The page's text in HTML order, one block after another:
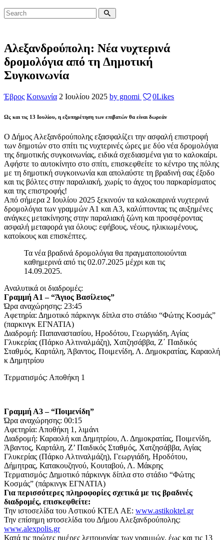
Αλεξανδρούπολη: Νέα νυχτερινά
δρομολόγια από τη Δημοτική
Συγκοινωνία
Έβρος Κοινωνία 2 Ιουλίου 2025 by gnomi 0Likes
Ως και τις 13 Ιουλίου, η εξυπηρέτηση των επιβατών θα είναι δωρεάν
Ο Δήμος Αλεξανδρούπολης εξασφαλίζει την ασφαλή επιστροφή
των δημοτών στο σπίτι τις νυχτερινές ώρες με δύο νέα δρομολόγια
της δημοτικής συγκοινωνίας, ειδικά σχεδιασμένα για το καλοκαίρι.
Αφήστε το αυτοκίνητο στο σπίτι, επισκεφθείτε το κέντρο της πόλης
με τη δημοτική συγκοινωνία και απολαύστε τη βραδινή σας έξοδο
και τις βόλτες στην παραλιακή, χωρίς το άγχος του παρκαρίσματος
και της επιστροφής!
Από σήμερα 2 Ιουλίου 2025 ξεκινούν τα καλοκαιρινά νυχτερινά
δρομολόγια των γραμμών Α1 και Α3, καλύπτοντας τις αυξημένες
ανάγκες μετακίνησης στην παραλιακή ζώνη και προσφέροντας
ασφαλή μεταφορά για όλους: εφήβους, νέους, ηλικιωμένους,
κατοίκους και επισκέπτες.
Τα νέα βραδινά δρομολόγια θα πραγματοποιούνται
καθημερινά από τις 02.07.2025 μέχρι και τις
14.09.2025.
Αναλυτικά οι διαδρομές:
Γραμμή Α1 – “Άγιος Βασίλειος”
Ώρα αναχώρησης: 23:45
Αφετηρία: Δημοτικό πάρκινγκ δίπλα στο στάδιο “Φώτης Κοσμάς”
(παρκινγκ ΕΓΝΑΤΙΑ)
Διαδρομή: Παπαναστασίου, Ηροδότου, Γεωργιάδη, Αγίας
Γλυκερίας (Πάρκο Αλτιναλμάζη), Χατζησάββα, Ζ΄ Παιδικός
Σταθμός, Καρτάλη, Άβαντος, Ποιμενίδη, Λ. Δημοκρατίας, Καραολή
κ Δημητρίου
Τερματισμός: Αποθήκη 1
Γραμμή Α3 – “Ποιμενίδη”
Ώρα αναχώρησης: 00:15
Αφετηρία: Αποθήκη 1, λιμάνι
Διαδρομή: Καραολή και Δημητρίου, Λ. Δημοκρατίας, Ποιμενίδη,
Άβαντος, Καρτάλη, Ζ’ Παιδικός Σταθμός, Χατζησάββα, Αγίας
Γλυκερίας (Πάρκο Αλτιναλμάζη), Γεωργιάδη, Ηροδότου,
Δήμητρας, Κατακουζηνού, Κουταβού, Λ. Μάκρης
Τερματισμός: Δημοτικό πάρκινγκ δίπλα στο στάδιο “Φώτης
Κοσμάς” (πάρκινγκ ΕΓΝΑΤΙΑ)
Για περισσότερες πληροφορίες σχετικά με τις βραδινές
διαδρομές, επισκεφθείτε:
Την ιστοσελίδα του Αστικού ΚΤΕΛ ΑΕ: www.astikoktel.gr
Την επίσημη ιστοσελίδα του Δήμου Αλεξανδρούπολης:
www.alexpolis.gr
Κατά τις πρώτες ημέρες λειτουργίας των γραμμών, έως και τις 13